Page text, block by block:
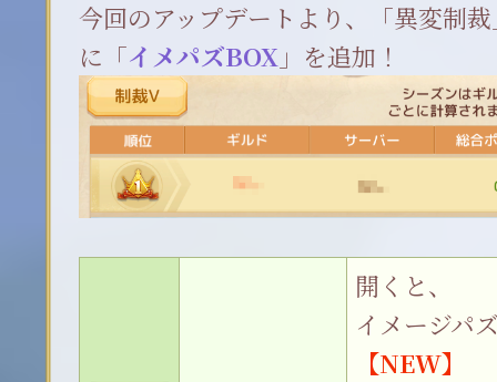
今回のアップデートより、「異変制
に「イメパズBOX 」を追加！
開くと、
イメージパ
【NEW】